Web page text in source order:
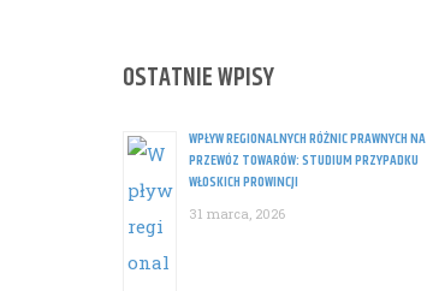
OSTATNIE WPISY
WPŁYW REGIONALNYCH RÓŻNIC PRAWNYCH NA
PRZEWÓZ TOWARÓW: STUDIUM PRZYPADKU
WŁOSKICH PROWINCJI
31 marca, 2026